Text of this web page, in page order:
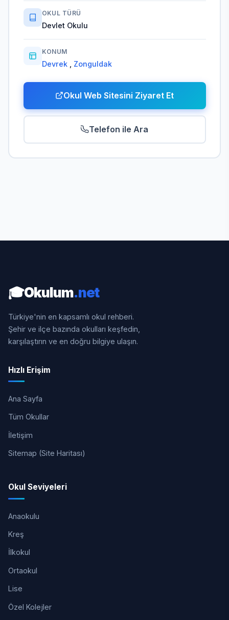
OKUL TÜRÜ
Devlet Okulu
KONUM
Devrek Zonguldak
Okul Web Sitesini Ziyaret Et
Telefon ile Ara
🎓Okulum.net
Türkiye'nin en kapsamlı okul rehberi.
Şehir ve ilçe bazında okulları keşfedin,
karşılaştırın ve en doğru bilgiye ulaşın.
Hızlı Erişim
Ana Sayfa
Tüm Okullar
İletişim
Sitemap (Site Haritası)
Okul Seviyeleri
Anaokulu
Kreş
İlkokul
Ortaokul
Lise
Özel Kolejler